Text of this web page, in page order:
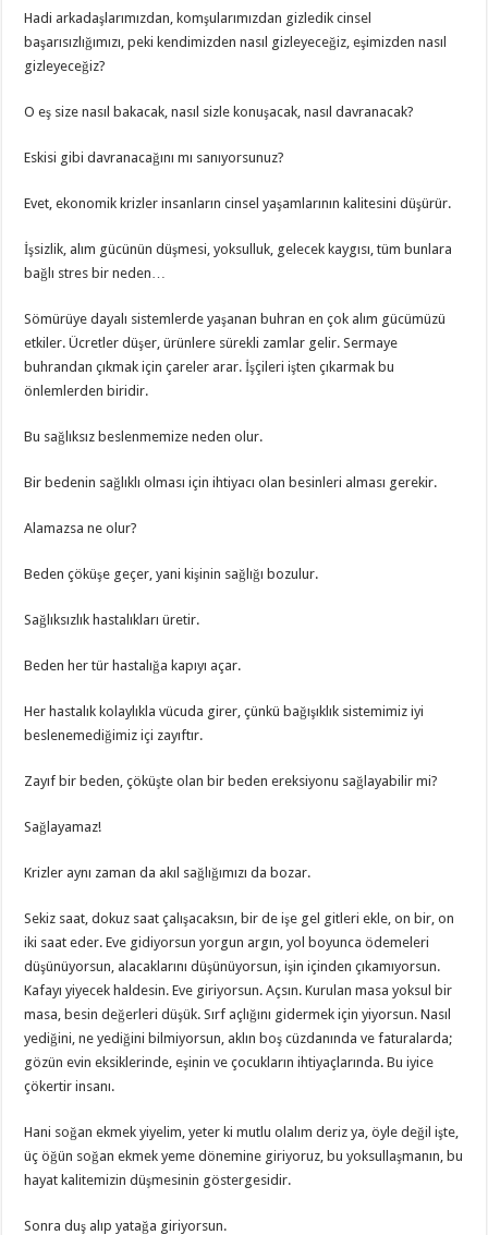
Hadi arkadaşlarımızdan, komşularımızdan gizledik cinsel
başarısızlığımızı, peki kendimizden nasıl gizleyeceğiz, eşimizden nasıl
gizleyeceğiz?
O eş size nasıl bakacak, nasıl sizle konuşacak, nasıl davranacak?
Eskisi gibi davranacağını mı sanıyorsunuz?
Evet, ekonomik krizler insanların cinsel yaşamlarının kalitesini düşürür.
İşsizlik, alım gücünün düşmesi, yoksulluk, gelecek kaygısı, tüm bunlara
bağlı stres bir neden…
Sömürüye dayalı sistemlerde yaşanan buhran en çok alım gücümüzü
etkiler. Ücretler düşer, ürünlere sürekli zamlar gelir. Sermaye
buhrandan çıkmak için çareler arar. İşçileri işten çıkarmak bu
önlemlerden biridir.
Bu sağlıksız beslenmemize neden olur.
Bir bedenin sağlıklı olması için ihtiyacı olan besinleri alması gerekir.
Alamazsa ne olur?
Beden çöküşe geçer, yani kişinin sağlığı bozulur.
Sağlıksızlık hastalıkları üretir.
Beden her tür hastalığa kapıyı açar.
Her hastalık kolaylıkla vücuda girer, çünkü bağışıklık sistemimiz iyi
beslenemediğimiz içi zayıftır.
Zayıf bir beden, çöküşte olan bir beden ereksiyonu sağlayabilir mi?
Sağlayamaz!
Krizler aynı zaman da akıl sağlığımızı da bozar.
Sekiz saat, dokuz saat çalışacaksın, bir de işe gel gitleri ekle, on bir, on
iki saat eder. Eve gidiyorsun yorgun argın, yol boyunca ödemeleri
düşünüyorsun, alacaklarını düşünüyorsun, işin içinden çıkamıyorsun.
Kafayı yiyecek haldesin. Eve giriyorsun. Açsın. Kurulan masa yoksul bir
masa, besin değerleri düşük. Sırf açlığını gidermek için yiyorsun. Nasıl
yediğini, ne yediğini bilmiyorsun, aklın boş cüzdanında ve faturalarda;
gözün evin eksiklerinde, eşinin ve çocukların ihtiyaçlarında. Bu iyice
çökertir insanı.
Hani soğan ekmek yiyelim, yeter ki mutlu olalım deriz ya, öyle değil işte,
üç öğün soğan ekmek yeme dönemine giriyoruz, bu yoksullaşmanın, bu
hayat kalitemizin düşmesinin göstergesidir.
Sonra duş alıp yatağa giriyorsun.